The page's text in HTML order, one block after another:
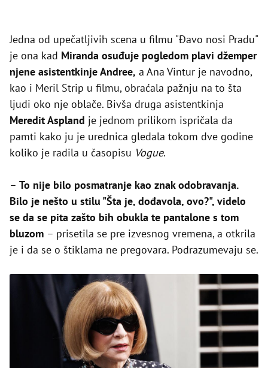
Jedna od upečatljivih scena u filmu "Đavo nosi Pradu"
je ona kad Miranda osuđuje pogledom plavi džemper
njene asistentkinje Andree, a Ana Vintur je navodno,
kao i Meril Strip u filmu, obraćala pažnju na to šta
ljudi oko nje oblače. Bivša druga asistentkinja
Meredit Aspland je jednom prilikom ispričala da
pamti kako ju je urednica gledala tokom dve godine
koliko je radila u časopisu Vogue.
– To nije bilo posmatranje kao znak odobravanja.
Bilo je nešto u stilu "Šta je, dođavola, ovo?", videlo
se da se pita zašto bih obukla te pantalone s tom
bluzom – prisetila se pre izvesnog vremena, a otkrila
je i da se o štiklama ne pregovara. Podrazumevaju se.